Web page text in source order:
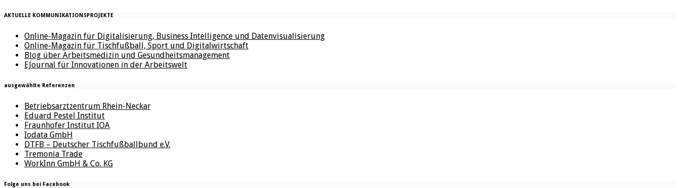
AKTUELLE KOMMUNIKATIONSPROJEKTE
Online-Magazin für Digitalisierung, Business Intelligence und Datenvisualisierung
Online-Magazin für Tischfußball, Sport und Digitalwirtschaft
Blog über Arbeitsmedizin und Gesundheitsmanagement
EJournal für Innovationen in der Arbeitswelt
ausgewählte Referenzen
Betriebsarztzentrum Rhein-Neckar
Eduard Pestel Institut
Fraunhofer Institut IOA
Iodata GmbH
DTFB – Deutscher Tischfußballbund e.V.
Tremonia Trade
WorkInn GmbH & Co. KG
Folge uns bei Facebook